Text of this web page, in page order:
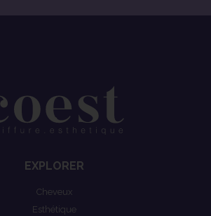
EXPLORER
Cheveux
Esthétique